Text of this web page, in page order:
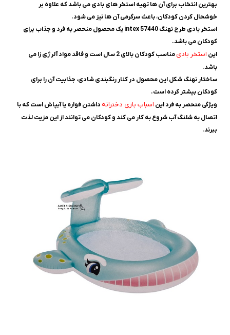
بهترین انتخاب برای آن ها تهیه استخر های بادی می باشد که علاوه بر
خوشحال کردن کودکان، باعث سرگرمی آن ها نیز می شود.
استخر بادی طرح نهنگ 57440 intex یک محصول منحصر به فرد و جذاب برای
کودکان می باشد.
این استخر بادی
مناسب کودکان بالای 2 سال است و فاقد مواد آلرژی زا می
باشد.
ساختار نهنگ شکل این محصول در کنار رنگبندی شادی، جذابیت آن را برای
کودکان بیشتر کرده است.
ویژگی منحصر به فرد این اسباب بازی دخترانه داشتن فواره یا آبپاش است که با
اتصال به شلنگ آب شروع به کار می کند و کودکان می توانند از این مزیت لذت
ببرند.